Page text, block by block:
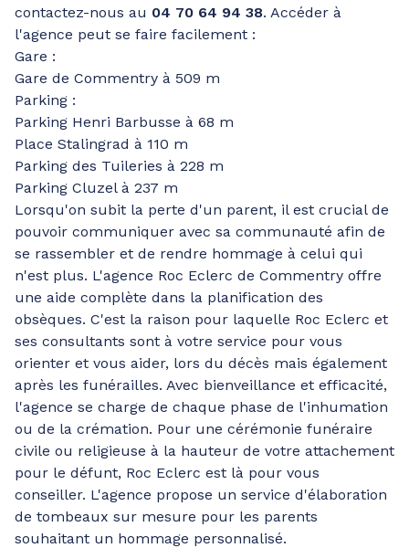
contactez-nous au 04 70 64 94 38. Accéder à
l'agence peut se faire facilement :
Gare :
Gare de Commentry à 509 m
Parking :
Parking Henri Barbusse à 68 m
Place Stalingrad à 110 m
Parking des Tuileries à 228 m
Parking Cluzel à 237 m
Lorsqu'on subit la perte d'un parent, il est crucial de
pouvoir communiquer avec sa communauté afin de
se rassembler et de rendre hommage à celui qui
n'est plus. L'agence Roc Eclerc de Commentry offre
une aide complète dans la planification des
obsèques. C'est la raison pour laquelle Roc Eclerc et
ses consultants sont à votre service pour vous
orienter et vous aider, lors du décès mais également
après les funérailles. Avec bienveillance et efficacité,
l'agence se charge de chaque phase de l'inhumation
ou de la crémation. Pour une cérémonie funéraire
civile ou religieuse à la hauteur de votre attachement
pour le défunt, Roc Eclerc est là pour vous
conseiller. L'agence propose un service d'élaboration
de tombeaux sur mesure pour les parents
souhaitant un hommage personnalisé.